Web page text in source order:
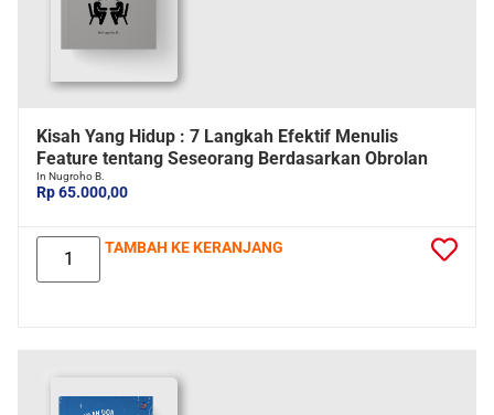
Kisah Yang Hidup : 7 Langkah Efektif Menulis
Feature tentang Seseorang Berdasarkan Obrolan
In Nugroho B.
Rp 65.000,00
TAMBAH KE KERANJANG